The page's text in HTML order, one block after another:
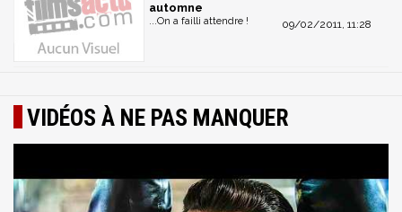
automne
09/02/2011, 11:28
...On a failli attendre !
VIDÉOS À NE PAS MANQUER